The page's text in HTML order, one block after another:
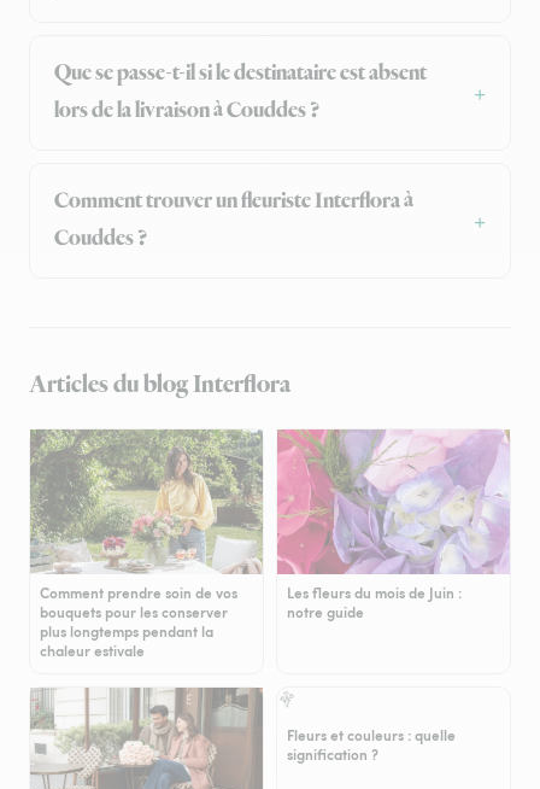
Que se passe-t-il si le destinataire est absent
lors de la livraison à Couddes ?
Comment trouver un fleuriste Interflora à
Couddes ?
Articles du blog Interflora
Comment prendre soin de vos
bouquets pour les conserver
plus longtemps pendant la
chaleur estivale
Les fleurs du mois de Juin :
notre guide
Fleurs et couleurs : quelle
signification ?